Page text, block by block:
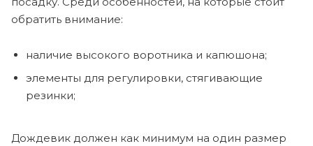
обратить внимание:
наличие высокого воротника и капюшона;
элементы для регулировки, стягивающие
резинки;
Дождевик должен как минимум на один размер